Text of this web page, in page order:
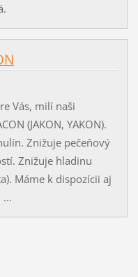
Vás, milí naši
(JAKON, YAKON).
Znižuje pečeňový
Znižuje hladinu
Máme k dispozícii aj
...